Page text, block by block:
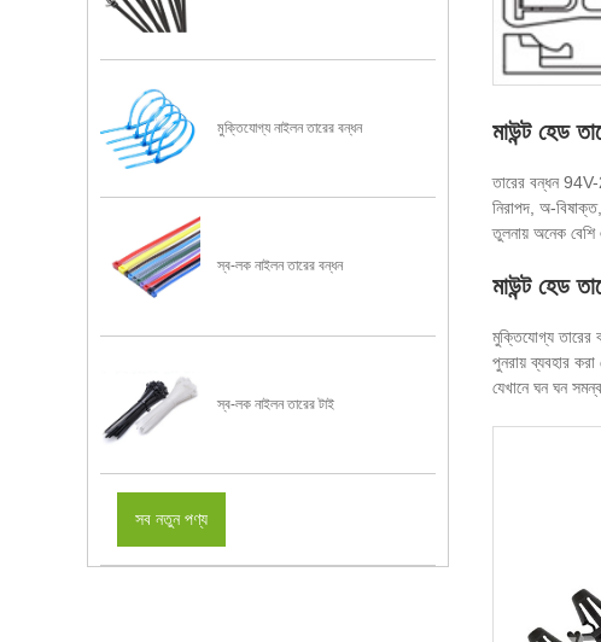
মুক্তিযোগ্য নাইলন তারের বন্ধন
স্ব-লক নাইলন তারের বন্ধন
স্ব-লক নাইলন তারের টাই
সব নতুন পণ্য
মাউন্ট হেড
তারের বন্ধন 94V-
নিরাপদ, অ-
তুলনায় অনেক বেশি
মাউন্ট হেড
মুক্তিযোগ্য তারের
পুনরায় ব্যবহার
যেখানে ঘন ঘন